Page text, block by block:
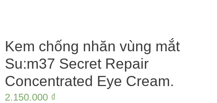
Kem chống nhăn vùng mắt
Su:m37 Secret Repair
Concentrated Eye Cream.
2.150.000 ₫